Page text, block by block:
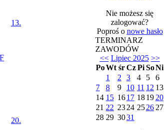
13.
20.
Nie możesz się
zalogować?
Poproś o nowe hasło
TERMINARZ
ZAWODÓW
<< Lipiec 2025 >>
PoWt śr CzPiSoNi
1
2 3 4 5
6
7
8 9 10 11 12 13
14 15 1617 1819 20
21 22 2324 2526 27
28 29 3031